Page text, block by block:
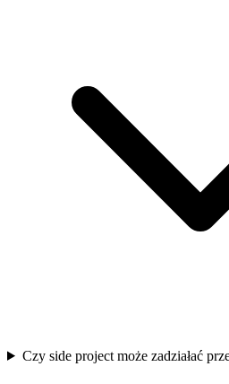
Czy side project może zadziałać